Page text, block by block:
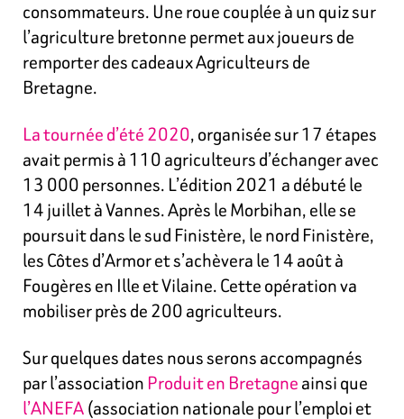
consommateurs. Une roue couplée à un quiz sur
l’agriculture bretonne permet aux joueurs de
remporter des cadeaux Agriculteurs de
Bretagne.
La tournée d’été 2020, organisée sur 17 étapes
avait permis à 110 agriculteurs d’échanger avec
13 000 personnes. L’édition 2021 a débuté le
14 juillet à Vannes. Après le Morbihan, elle se
poursuit dans le sud Finistère, le nord Finistère,
les Côtes d’Armor et s’achèvera le 14 août à
Fougères en Ille et Vilaine. Cette opération va
mobiliser près de 200 agriculteurs.
Sur quelques dates nous serons accompagnés
par l’association Produit en Bretagneainsi que
l’ANEFA(association nationale pour l’emploi et